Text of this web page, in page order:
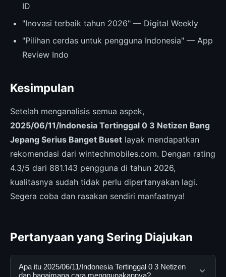
ID
"Inovasi terbaik tahun 2026" — Digital Weekly
"Pilihan cerdas untuk pengguna Indonesia" — App
Review Indo
Kesimpulan
Setelah menganalisis semua aspek,
2025/06/11/Indonesia Tertinggal 0 3 Netizen Bang
Jepang Serius Banget Buset layak mendapatkan
rekomendasi dari wintechmobiles.com. Dengan rating
4.3/5 dari 881.143 pengguna di tahun 2026,
kualitasnya sudah tidak perlu dipertanyakan lagi.
Segera coba dan rasakan sendiri manfaatnya!
Pertanyaan yang Sering Diajukan
Apa itu 2025/06/11/Indonesia Tertinggal 0 3 Netizen
dan bagaimana cara menggunakannya?